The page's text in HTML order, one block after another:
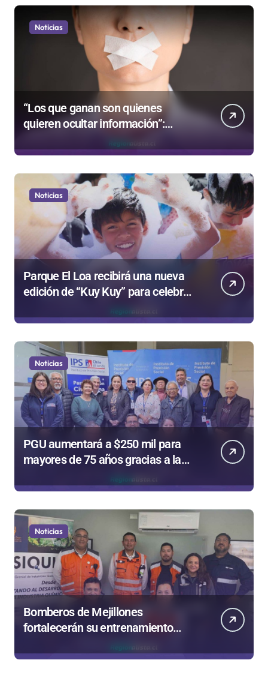
Noticias
“Los que ganan son quienes
quieren ocultar información”:
Colegio de Periodistas cuestiona la
“Ley Mordaza 2.0”
Noticias
Parque El Loa recibirá una nueva
edición de “Kuy Kuy” para celebrar
Noticias
PGU aumentará a $250 mil para
mayores de 75 años gracias a la
Noticias
Bomberos de Mejillones
fortalecerán su entrenamiento
complejas